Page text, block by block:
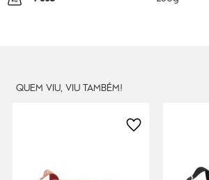
QUEM VIU, VIU TAMBÉM!